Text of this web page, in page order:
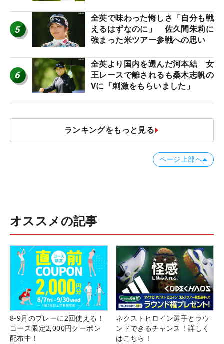
ロたちの“飛ばしギア”】
5
全英で味わった悔しさ「自分も戦
えるはずなのに」 佐久間朱莉に
強まった米ツアー参戦への思い
6
全英より国内を選んだ河本結 女
王レースで離されるも桑木志帆の
Vに「刺激をもらいました」
ランキングをもっと見る
ページ上部へ
オススメの記事
8-9月のプレーに2回使える！
コース限定2,000円クーポン
配布中！
ネクストヒロイン選手とラウ
ンドできるチャンス！詳しく
はこちら！